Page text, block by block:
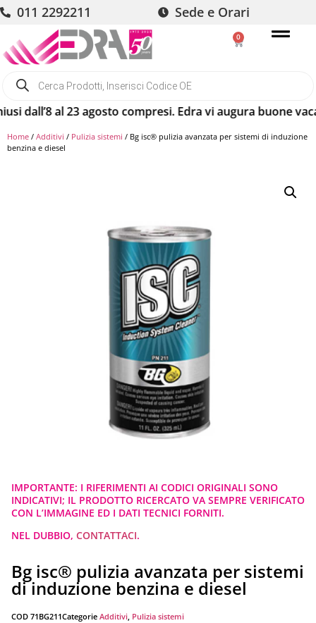
011 2292211 Sede e Orari
0
dall’8 al 23 agosto compresi. Edra vi augura buone
Home / Additivi / Pulizia sistemi / Bg isc® pulizia avanzata per sistemi di induzione
benzina e diesel
IMPORTANTE: I RIFERIMENTI AI CODICI ORIGINALI SONO
INDICATIVI; IL PRODOTTO RICERCATO VA SEMPRE VERIFICATO
CON L’IMMAGINE ED I DATI TECNICI FORNITI.
NEL DUBBIO, CONTATTACI.
Bg isc® pulizia avanzata per sistemi
di induzione benzina e diesel
COD 71BG211Categorie Additivi, Pulizia sistemi